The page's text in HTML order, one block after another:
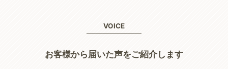
VOICE
お客様から届いた声をご紹介します